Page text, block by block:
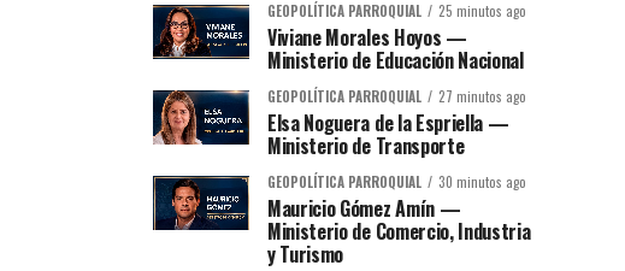
GEOPOLÍTICA PARROQUIAL 25 minutos ago
Viviane Morales Hoyos —
Ministerio de Educación Nacional
GEOPOLÍTICA PARROQUIAL 27 minutos ago
Elsa Noguera de la Espriella —
Ministerio de Transporte
GEOPOLÍTICA PARROQUIAL 30 minutos ago
Mauricio Gómez Amín —
Ministerio de Comercio, Industria
y Turismo